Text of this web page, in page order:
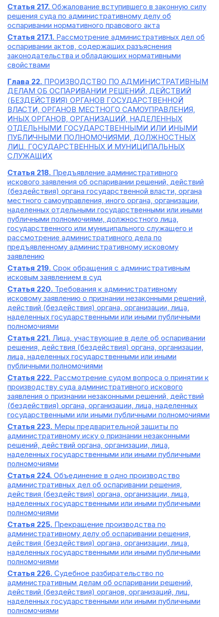
Статья 217. Обжалование вступившего в законную силу
решения суда по административному делу об
оспаривании нормативного правового акта
Статья 217.1. Рассмотрение административных дел об
оспаривании актов, содержащих разъяснения
законодательства и обладающих нормативными
свойствами
Глава 22. ПРОИЗВОДСТВО ПО АДМИНИСТРАТИВНЫМ
ДЕЛАМ ОБ ОСПАРИВАНИИ РЕШЕНИЙ, ДЕЙСТВИЙ
(БЕЗДЕЙСТВИЯ) ОРГАНОВ ГОСУДАРСТВЕННОЙ
ВЛАСТИ, ОРГАНОВ МЕСТНОГО САМОУПРАВЛЕНИЯ,
ИНЫХ ОРГАНОВ, ОРГАНИЗАЦИЙ, НАДЕЛЕННЫХ
ОТДЕЛЬНЫМИ ГОСУДАРСТВЕННЫМИ ИЛИ ИНЫМИ
ПУБЛИЧНЫМИ ПОЛНОМОЧИЯМИ, ДОЛЖНОСТНЫХ
ЛИЦ, ГОСУДАРСТВЕННЫХ И МУНИЦИПАЛЬНЫХ
СЛУЖАЩИХ
Статья 218. Предъявление административного
искового заявления об оспаривании решений, действий
(бездействия) органа государственной власти, органа
местного самоуправления, иного органа, организации,
наделенных отдельными государственными или иными
публичными полномочиями, должностного лица,
государственного или муниципального служащего и
рассмотрение административного дела по
предъявленному административному исковому
заявлению
Статья 219. Срок обращения с административным
исковым заявлением в суд
Статья 220. Требования к административному
исковому заявлению о признании незаконными решений,
действий (бездействия) органа, организации, лица,
наделенных государственными или иными публичными
полномочиями
Статья 221. Лица, участвующие в деле об оспаривании
решения, действия (бездействия) органа, организации,
лица, наделенных государственными или иными
публичными полномочиями
Статья 222. Рассмотрение судом вопроса о принятии к
производству суда административного искового
заявления о признании незаконными решений, действий
(бездействия) органа, организации, лица, наделенных
государственными или иными публичными полномочиями
Статья 223. Меры предварительной защиты по
административному иску о признании незаконными
решений, действий органа, организации, лица,
наделенных государственными или иными публичными
полномочиями
Статья 224. Объединение в одно производство
административных дел об оспаривании решения,
действия (бездействия) органа, организации, лица,
наделенных государственными или иными публичными
полномочиями
Статья 225. Прекращение производства по
административному делу об оспаривании решения,
действия (бездействия) органа, организации, лица,
наделенных государственными или иными публичными
полномочиями
Статья 226. Судебное разбирательство по
административным делам об оспаривании решений,
действий (бездействия) органов, организаций, лиц,
наделенных государственными или иными публичными
полномочиями